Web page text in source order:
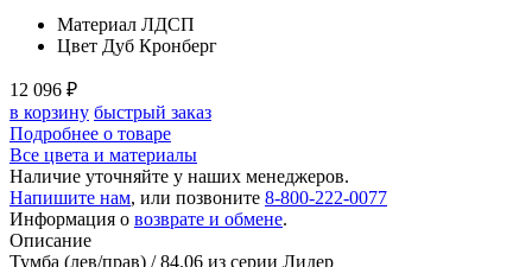
Материал ЛДСП
Цвет Дуб Кронберг
12 096 ₽
в корзину быстрый заказ
Подробнее о товаре
Все цвета и материалы
Наличие уточняйте у наших менеджеров.
Напишите нам, или позвоните 8-800-222-0077
Информация о возврате и обмене.
Описание
Тумба (лев/прав) / 84.06 из серии Лидер